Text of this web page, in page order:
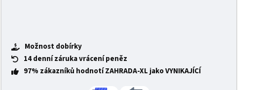
Možnost dobírky
14 denní záruka vrácení peněz
97% zákazníků hodnotí ZAHRADA-XL jako VYNIKAJÍCÍ